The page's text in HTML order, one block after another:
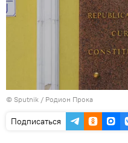
© Sputnik / Родион Прока
Подписаться